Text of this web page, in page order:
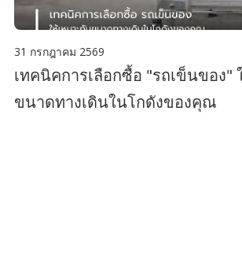
31 กรกฎาคม 2569
เทคนิคการเลือกซื้อ "รถเข็นของ"
ขนาดทางเดินในโกดังของคุณ